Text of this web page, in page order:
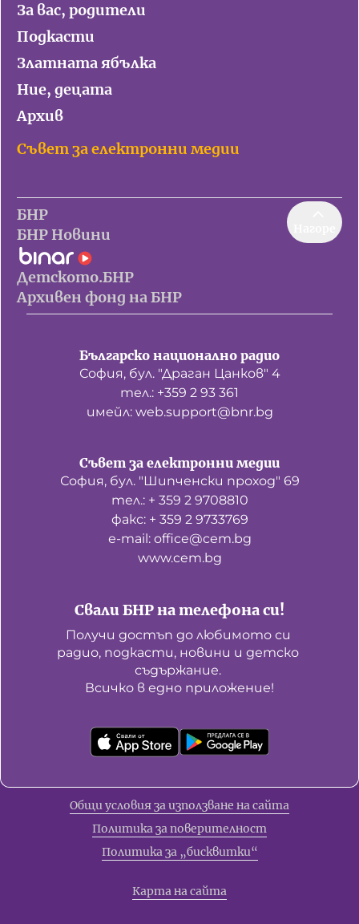
За вас, родители
Подкасти
Златната ябълка
Ние, децата
Архив
Съвет за електронни медии
БНР
БНР Новини
Детското.БНР
Архивен фонд на БНР
Българско национално радио
София, бул. "Драган Цанков" 4
тел.: +359 2 93 361
имейл: web.support@bnr.bg
Свали БНР на телефона си!
Получи достъп до любимото си
радио, подкасти, новини и детско
съдържание.
Всичко в едно приложение!
Съвет за електронни медии
София, бул. "Шипченски проход" 69
тел.: + 359 2 9708810
факс: + 359 2 9733769
е-mail: office@cem.bg
www.cem.bg
Общи условия за използване на сайта
Политика за поверителност
Политика за „бисквитки“
Карта на сайта